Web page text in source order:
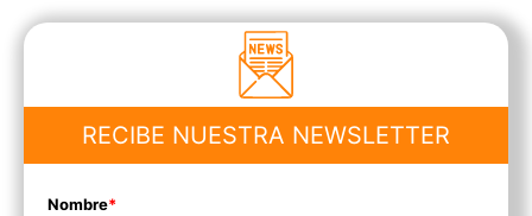
RECIBE NUESTRA NEWSLETTER
Nombre*